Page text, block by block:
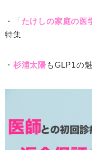
・「 たけしの家庭の医
特集
・ 杉浦太陽 もGLP1の